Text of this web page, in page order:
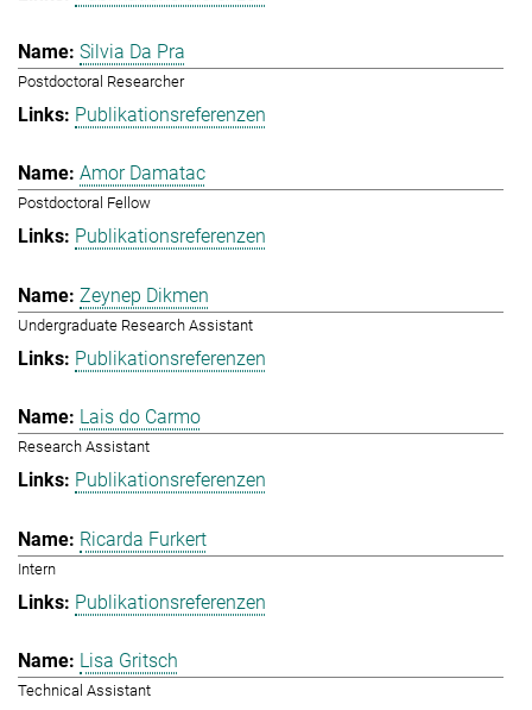
Silvia Da Pra
Postdoctoral Researcher
Publikationsreferenzen
Amor Damatac
Postdoctoral Fellow
Publikationsreferenzen
Zeynep Dikmen
Undergraduate Research Assistant
Publikationsreferenzen
Lais do Carmo
Research Assistant
Publikationsreferenzen
Ricarda Furkert
Intern
Publikationsreferenzen
Lisa Gritsch
Technical Assistant